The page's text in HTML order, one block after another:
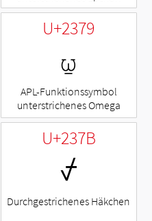
U+2379
⍹
APL-Funktionssymbol
unterstrichenes Omega
U+237B
⍻
Durchgestrichenes Häkchen